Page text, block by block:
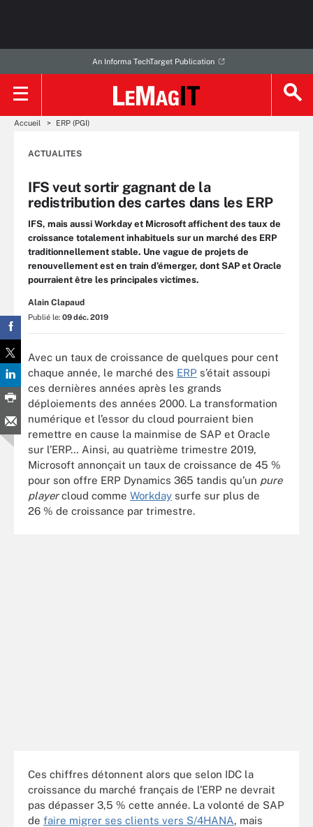
An Informa TechTarget Publication
Accueil ERP (PGI)
ACTUALITES
IFS veut sortir gagnant de la
redistribution des cartes dans les ERP
IFS, mais aussi Workday et Microsoft affichent des taux de
croissance totalement inhabituels sur un marché des ERP
traditionnellement stable. Une vague de projets de
renouvellement est en train d’émerger, dont SAP et Oracle
pourraient être les principales victimes.
Alain Clapaud
Publié le: 09 déc. 2019
Avec un taux de croissance de quelques pour cent
chaque année, le marché des ERP s’était assoupi
ces dernières années après les grands
déploiements des années 2000. La transformation
numérique et l’essor du cloud pourraient bien
remettre en cause la mainmise de SAP et Oracle
sur l’ERP… Ainsi, au quatrième trimestre 2019,
Microsoft annonçait un taux de croissance de 45 %
pour son offre ERP Dynamics 365 tandis qu’un pure
playercloud comme Workday surfe sur plus de
26 % de croissance par trimestre.
Ces chiffres détonnent alors que selon IDC la
croissance du marché français de l’ERP ne devrait
pas dépasser 3,5 % cette année. La volonté de SAP
de faire migrer ses clients vers S/4HANA, mais